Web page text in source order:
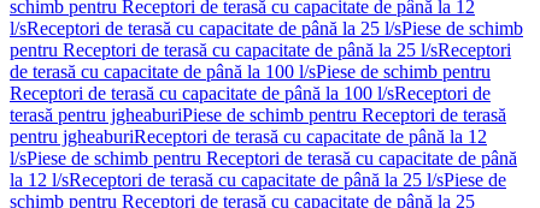
schimb pentru Receptori de terasă cu capacitate de până la 12
l/sReceptori de terasă cu capacitate de până la 25 l/sPiese de schimb
pentru Receptori de terasă cu capacitate de până la 25 l/sReceptori
de terasă cu capacitate de până la 100 l/sPiese de schimb pentru
Receptori de terasă cu capacitate de până la 100 l/sReceptori de
terasă pentru jgheaburiPiese de schimb pentru Receptori de terasă
pentru jgheaburiReceptori de terasă cu capacitate de până la 12
l/sPiese de schimb pentru Receptori de terasă cu capacitate de până
la 12 l/sReceptori de terasă cu capacitate de până la 25 l/sPiese de
schimb pentru Receptori de terasă cu capacitate de până la 25